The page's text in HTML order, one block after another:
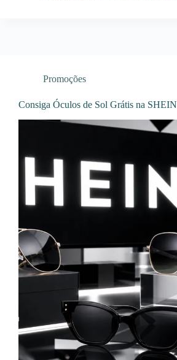
Promoções
Consiga Óculos de Sol Grátis na SHEIN